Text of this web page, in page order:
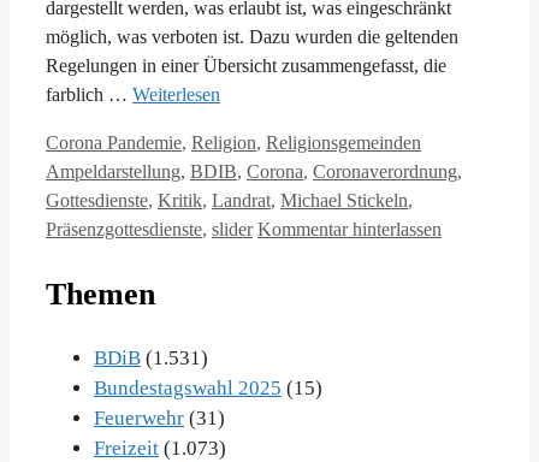
dargestellt werden, was erlaubt ist, was eingeschränkt
möglich, was verboten ist. Dazu wurden die geltenden
Regelungen in einer Übersicht zusammengefasst, die
farblich … Weiterlesen
Kategorien
Corona Pandemie, Religion, Religionsgemeinden
Ampeldarstellung, BDIB, Corona, Coronaverordnung,
Gottesdienste, Kritik, Landrat, Michael Stickeln,
Präsenzgottesdienste, slider Kommentar hinterlassen
Themen
BDiB (1.531)
Bundestagswahl 2025 (15)
Feuerwehr (31)
Freizeit (1.073)